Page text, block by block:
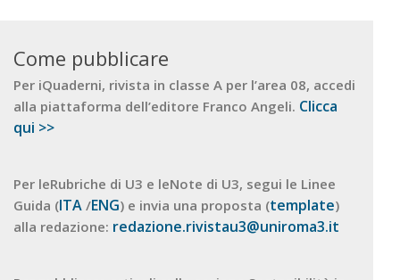
Come pubblicare
Per iQuaderni, rivista in classe A per l’area 08, accedi
alla piattaforma dell’editore Franco Angeli. Clicca
qui >>
Per leRubriche di U3 e leNote di U3, segui le Linee
Guida (ITA /ENG) e invia una proposta (template)
alla redazione: redazione.rivistau3@uniroma3.it